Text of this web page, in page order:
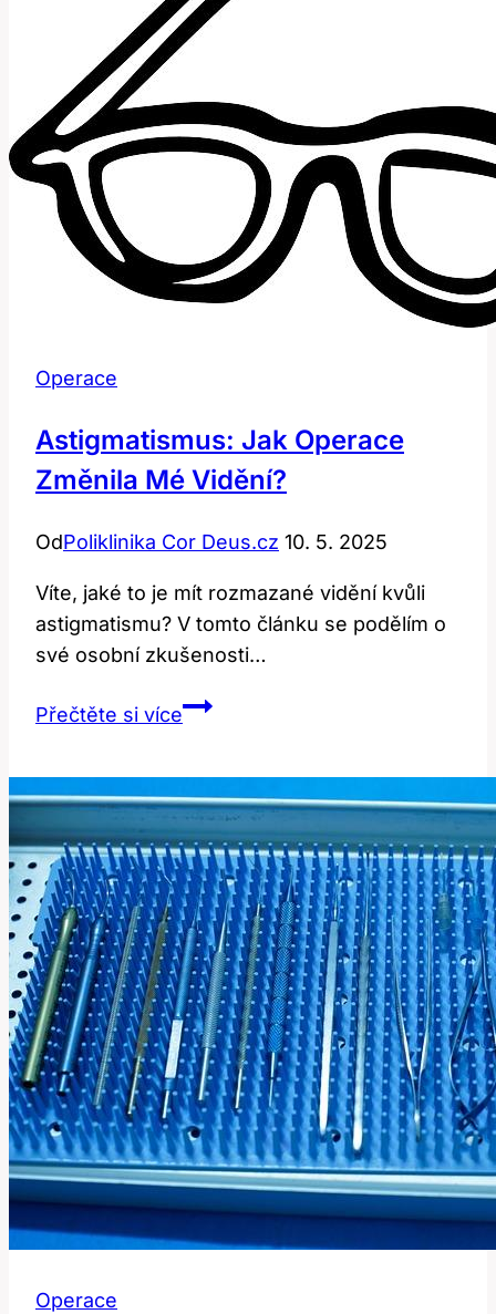
Operace
Astigmatismus: Jak Operace
Změnila Mé Vidění?
OdPoliklinika Cor Deus.cz 10. 5. 2025
Víte, jaké to je mít rozmazané vidění kvůli
astigmatismu? V tomto článku se podělím o
své osobní zkušenosti…
Přečtěte si víceAstigmatismus:
změnila
mé
vidění?
Operace